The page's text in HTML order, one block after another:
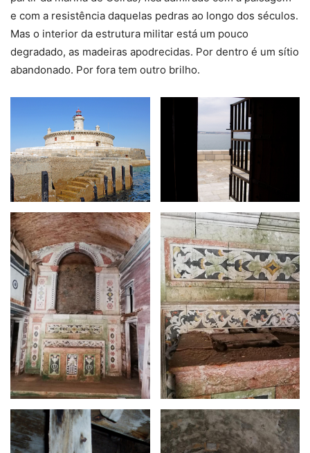
e com a resistência daquelas pedras ao longo dos séculos.
Mas o interior da estrutura militar está um pouco
degradado, as madeiras apodrecidas. Por dentro é um sítio
abandonado. Por fora tem outro brilho.